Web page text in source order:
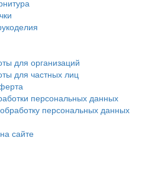
для организаций
для частных лиц
персональных данных
персональных данных
сайте